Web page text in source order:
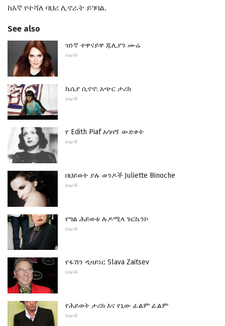
ከእኛ የተሻለ ባህሪ ሊኖራት ይገባል.
See also
ዝነኛ ተዋናይዋ ጁሊያን ሙሬ
ኮከቦች
ኬሴያ ሲኖኖ: አጭር ታሪክ
ኮከቦች
የ Edith Piaf አሳዛኝ ውድቀት
ኮከቦች
በህይወት ያሉ ወንዶች Juliette Binoche
ኮከቦች
የግል ሕይወቱ ሉዶሚላ ጉርኬንኮ
ኮከቦች
የፋሽን ዲዛይነር Slava Zaitsev
ኮከቦች
የሕይወት ታሪክ እና የኒው ፊልም ፊልም
ኮከቦች